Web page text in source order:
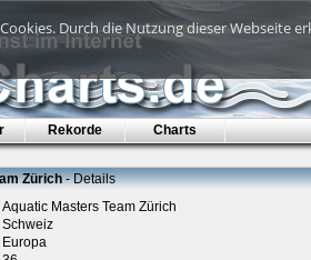
Durch die Nutzung dieser Webseite
Rekorde Charts
Zürich- Details
Aquatic Masters Team Zürich
Schweiz
Europa